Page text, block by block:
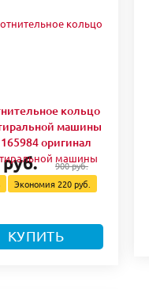
кольцо
машины
оригинал
900 руб.
Экономия220 руб.
КУПИТЬ